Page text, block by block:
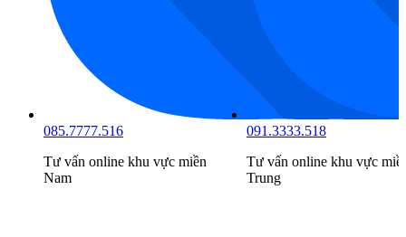
085.7777.516
Tư vấn online khu vực miền
Nam
091.3333.518
Tư vấn online khu vực
Trung